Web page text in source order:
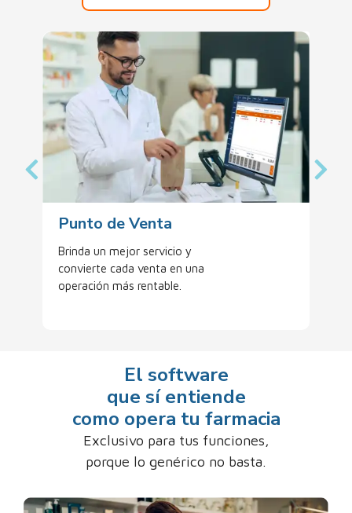
Punto de Venta
Brinda un mejor servicio y
convierte cada venta en una
operación más rentable.
El software
que sí entiende
como opera tu farmacia
Exclusivo para tus funciones,
porque lo genérico no basta.